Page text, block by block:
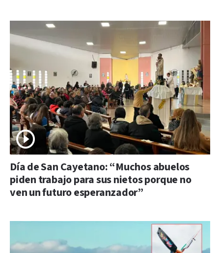
Día de San Cayetano: “Muchos abuelos
piden trabajo para sus nietos porque no
ven un futuro esperanzador”